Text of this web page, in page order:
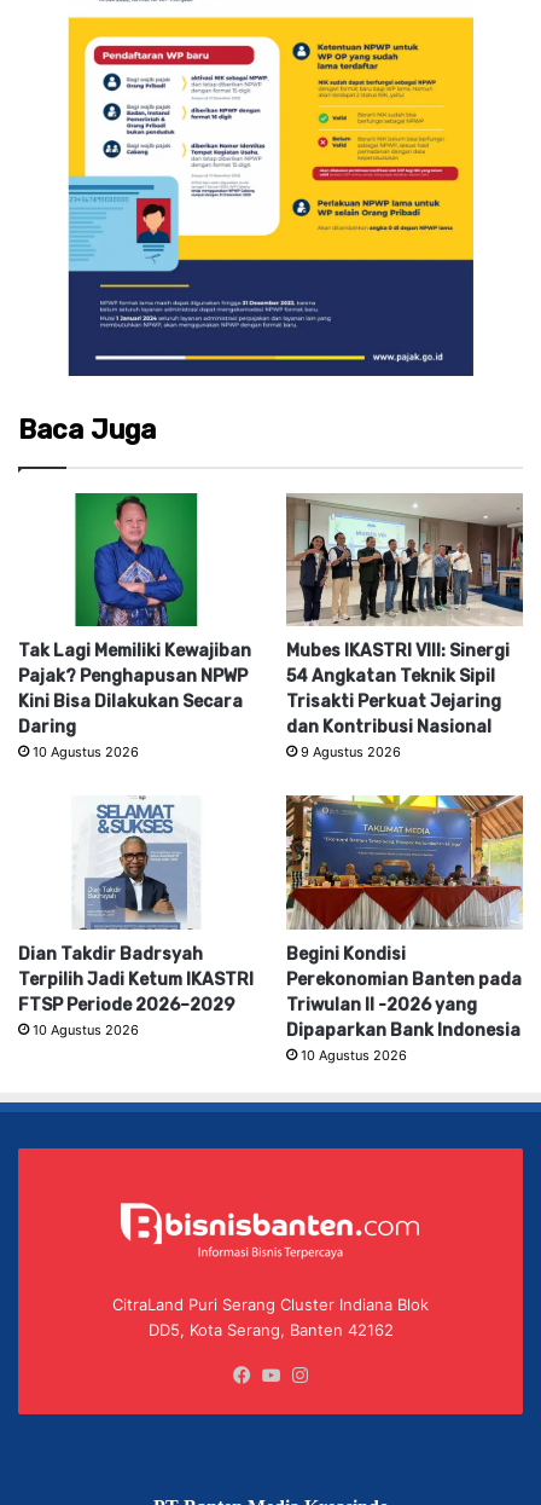
Baca Juga
Tak Lagi Memiliki Kewajiban
Pajak? Penghapusan NPWP
Kini Bisa Dilakukan Secara
Daring
10 Agustus 2026
Mubes IKASTRI VIII: Sinergi
54 Angkatan Teknik Sipil
Trisakti Perkuat Jejaring
dan Kontribusi Nasional
9 Agustus 2026
Dian Takdir Badrsyah
Terpilih Jadi Ketum IKASTRI
FTSP Periode 2026–2029
10 Agustus 2026
Begini Kondisi
Perekonomian Banten pada
Triwulan II -2026 yang
Dipaparkan Bank Indonesia
10 Agustus 2026
CitraLand Puri Serang Cluster Indiana Blok
DD5, Kota Serang, Banten 42162
Facebook
YouTube